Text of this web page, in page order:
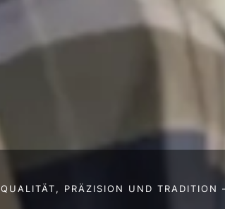
QUALITÄT, PRÄZISION UND